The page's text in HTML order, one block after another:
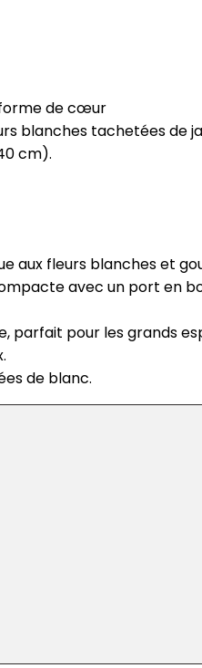
de cœur
blanches tachetées de
cm).
aux fleurs blanches et
avec un port en
parfait pour les grands
de blanc.